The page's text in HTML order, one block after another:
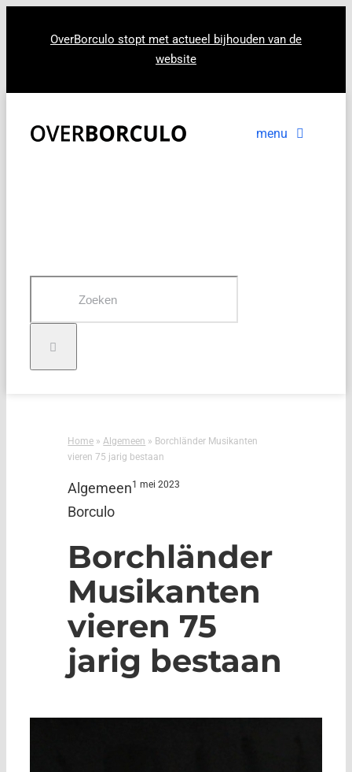
OverBorculo stopt met actueel bijhouden van de
website
menu
Home »Algemeen » Borchländer Musikanten
vieren 75 jarig bestaan
Algemeen
Borculo
1 mei 2023
Borchländer
Musikanten
vieren 75
jarig bestaan